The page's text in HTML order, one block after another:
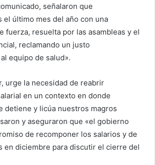
señalaron que
el último mes del año con una
fuerza, resuelta por las asambleas y el
reclamando un justo
equipo de salud».
urge la necesidad de reabrir
en un contexto en donde
detiene y licúa nuestros magros
y aseguraron que «el gobierno
de recomponer los salarios y de
en diciembre para discutir el cierre del